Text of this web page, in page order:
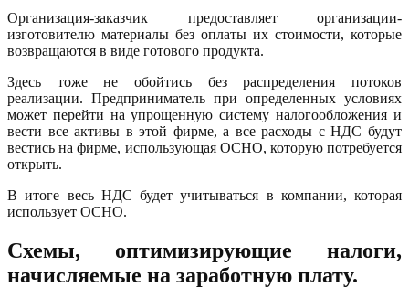
Организация-заказчик предоставляет организации-
изготовителю материалы без оплаты их стоимости, которые
возвращаются в виде готового продукта.
Здесь тоже не обойтись без распределения потоков
реализации. Предприниматель при определенных условиях
может перейти на упрощенную систему налогообложения и
вести все активы в этой фирме, а все расходы с НДС будут
вестись на фирме, использующая ОСНО, которую потребуется
открыть.
В итоге весь НДС будет учитываться в компании, которая
использует ОСНО.
Схемы, оптимизирующие налоги,
начисляемые на заработную плату.